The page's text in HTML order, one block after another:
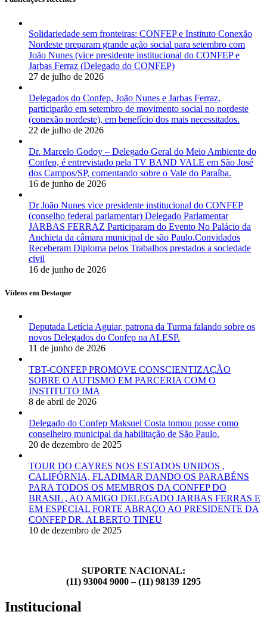
Solidariedade sem fronteiras: CONFEP e Instituto Conexão
Nordeste preparam grande ação social para setembro com
João Nunes (vice presidente institucional do CONFEP e
Jarbas Ferraz (Delegado do CONFEP)
27 de julho de 2026
Delegados do Confep, João Nunes e Jarbas Ferraz,
participarão em setembro de movimento social no nordeste
(conexão nordeste), em benefício dos mais necessitados.
22 de julho de 2026
Dr. Marcelo Godoy – Delegado Geral do Meio Ambiente do
Confep, é entrevistado pela TV BAND VALE em São José
dos Campos/SP, comentando sobre o Vale do Paraíba.
16 de junho de 2026
Dr João Nunes vice presidente institucional do CONFEP
(conselho federal parlamentar) Delegado Parlamentar
JARBAS FERRAZ Participaram do Evento No Palácio da
Anchieta da câmara municipal de são Paulo.Convidados
Receberam Diploma pelos Trabalhos prestados a sociedade
civil
16 de junho de 2026
Vídeos em Destaque
Deputada Letícia Aguiar, patrona da Turma falando sobre os
novos Delegados do Confep na ALESP.
11 de junho de 2026
TBT-CONFEP PROMOVE CONSCIENTIZAÇÃO
SOBRE O AUTISMO EM PARCERIA COM O
INSTITUTO IMA
8 de abril de 2026
Delegado do Confep Maksuel Costa tomou posse como
conselheiro municipal da habilitação de São Paulo.
20 de dezembro de 2025
TOUR DO CAYRES NOS ESTADOS UNIDOS ,
CALIFÓRNIA, FLADIMAR DANDO OS PARABÉNS
PARA TODOS OS MEMBROS DA CONFEP DO
BRASIL , AO AMIGO DELEGADO JARBAS FERRAS E
EM ESPECIAL FORTE ABRAÇO AO PRESIDENTE DA
CONFEP DR. ALBERTO TINEU
10 de dezembro de 2025
SUPORTE NACIONAL:
(11) 93004 9000 – (11) 98139 1295
Institucional